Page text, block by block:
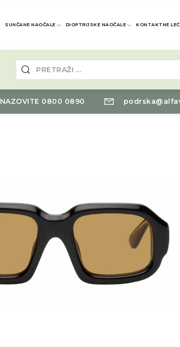
SUNČANE NAOČALE DIOPTRIJSKE NAOČALE KONTAKTNE
NAZOVITE 0800 0890